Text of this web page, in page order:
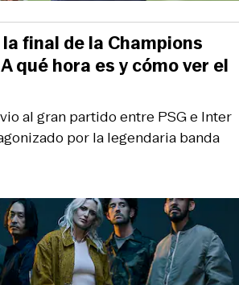
al gran partido entre PSG e Inter
por la legendaria banda
final de la Champions
qué hora es y cómo ver el